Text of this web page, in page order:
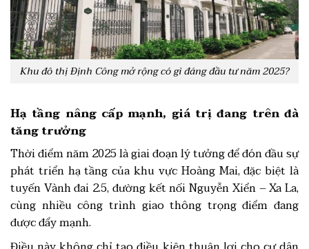
Khu đô thị Định Công mở rộng có gì đáng đầu tư năm 2025?
Hạ tầng nâng cấp mạnh, giá trị đang trên đà
tăng trưởng
Thời điểm năm 2025 là giai đoạn lý tưởng để đón đầu sự
phát triển hạ tầng của khu vực Hoàng Mai, đặc biệt là
tuyến Vành đai 2.5, đường kết nối Nguyễn Xiển – Xa La,
cùng nhiều công trình giao thông trọng điểm đang
được đẩy mạnh.